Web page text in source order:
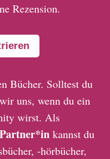
Rezension.
Bücher. Solltest du
uns, wenn du ein
wirst. Als
kannst du
-hörbücher,